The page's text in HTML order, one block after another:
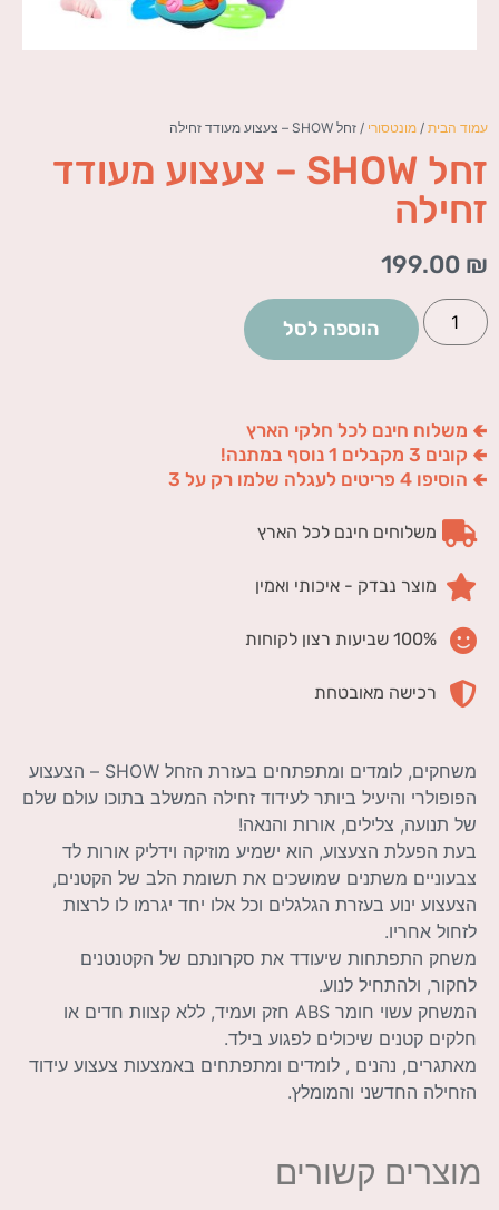
עמוד הבית / מונטסורי / זחל SHOW – צעצוע מעודד זחילה
זחל SHOW – צעצוע מעודד
זחילה
199.00 ₪
הוספה לסל
🢀 משלוח חינם לכל חלקי הארץ
🢀 קונים 3 מקבלים 1 נוסף במתנה!
🢀 הוסיפו 4 פריטים לעגלה שלמו רק על 3
משלוחים חינם לכל הארץ
מוצר נבדק - איכותי ואמין
100% שביעות רצון לקוחות
רכישה מאובטחת
משחקים, לומדים ומתפתחים בעזרת הזחל SHOW – הצעצוע
הפופולרי והיעיל ביותר לעידוד זחילה המשלב בתוכו עולם שלם
של תנועה, צלילים, אורות והנאה!
בעת הפעלת הצעצוע, הוא ישמיע מוזיקה וידליק אורות לד
צבעוניים משתנים שמושכים את תשומת הלב של הקטנים,
הצעצוע ינוע בעזרת הגלגלים וכל אלו יחד יגרמו לו לרצות
לזחול אחריו.
משחק התפתחות שיעודד את סקרונתם של הקטנטנים
לחקור, ולהתחיל לנוע.
המשחק עשוי חומר ABS חזק ועמיד, ללא קצוות חדים או
חלקים קטנים שיכולים לפגוע בילד.
מאתגרים, נהנים , לומדים ומתפתחים באמצעות צעצוע עידוד
הזחילה החדשני והמומלץ.
מוצרים קשורים